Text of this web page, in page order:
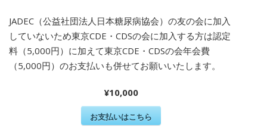
JADEC（公益社団法人日本糖尿病協会）の友の会に加入
していないため東京CDE・CDSの会に加入する方は認定
料（5,000円）に加えて東京CDE・CDSの会年会費
（5,000円）のお支払いも併せてお願いいたします。
¥10,000
お支払いはこちら